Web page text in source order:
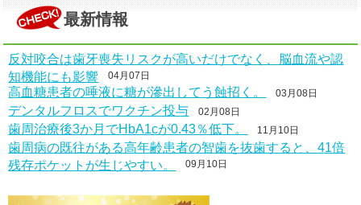
最新情報
反対咬合は歯牙喪失リスクが高いだけでなく、脳血流や認
知機能にも影響 04月07日
高血糖患者の唾液に糖が滲出してう蝕招く。 03月08日
デンタルフロスでワクチン投与 02月08日
歯周治療後3か月でHbA1cが0.43％低下。 11月10日
歯周病の既往がある高年齢患者の智歯を抜歯すると、41倍
残存ポケットが生じやすい。 09月10日